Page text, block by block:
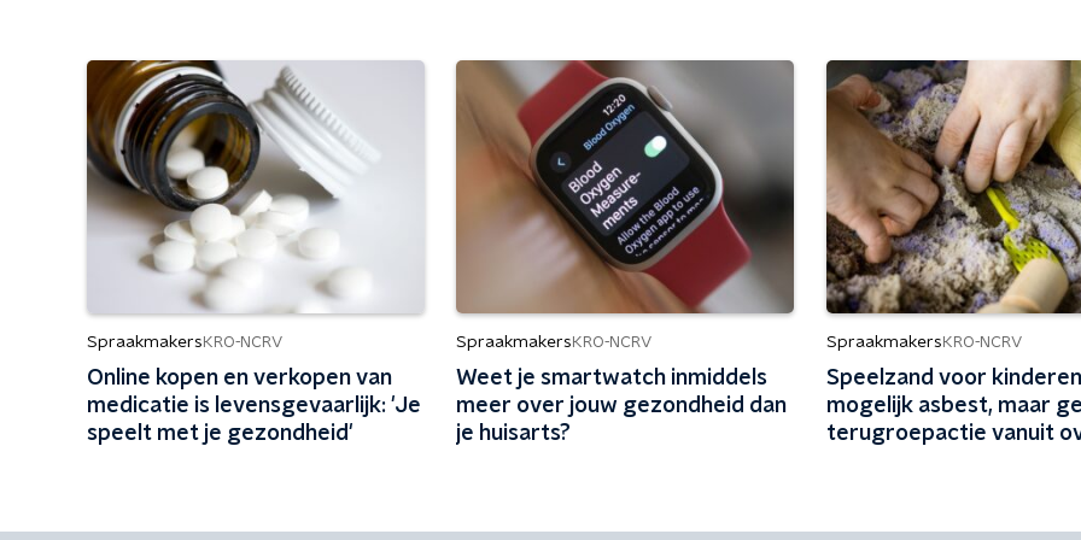
Spraakmakers KRO-NCRV
Online kopen en verkopen van
medicatie is levensgevaarlijk: 'Je
speelt met je gezondheid'
Spraakmakers KRO-NCRV
Weet je smartwatch inmiddels
meer over jouw gezondheid dan
je huisarts?
Spraakmakers KRO-NCRV
Speelzand voor
mogelijk asbest, maar
terugroepactie vanuit